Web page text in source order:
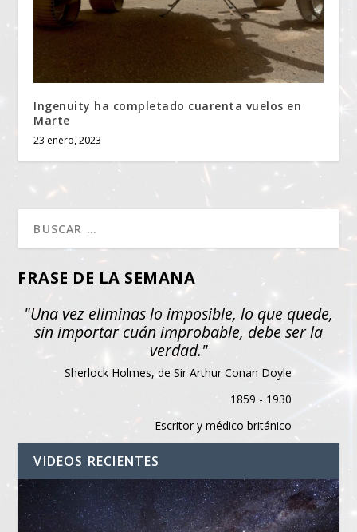
Ingenuity ha completado cuarenta vuelos en
Marte
23 enero, 2023
FRASE DE LA SEMANA
"Una vez eliminas lo imposible, lo que quede,
sin importar cuán improbable, debe ser la
verdad."
Sherlock Holmes, de Sir Arthur Conan Doyle
1859 - 1930
Escritor y médico británico
VIDEOS RECIENTES